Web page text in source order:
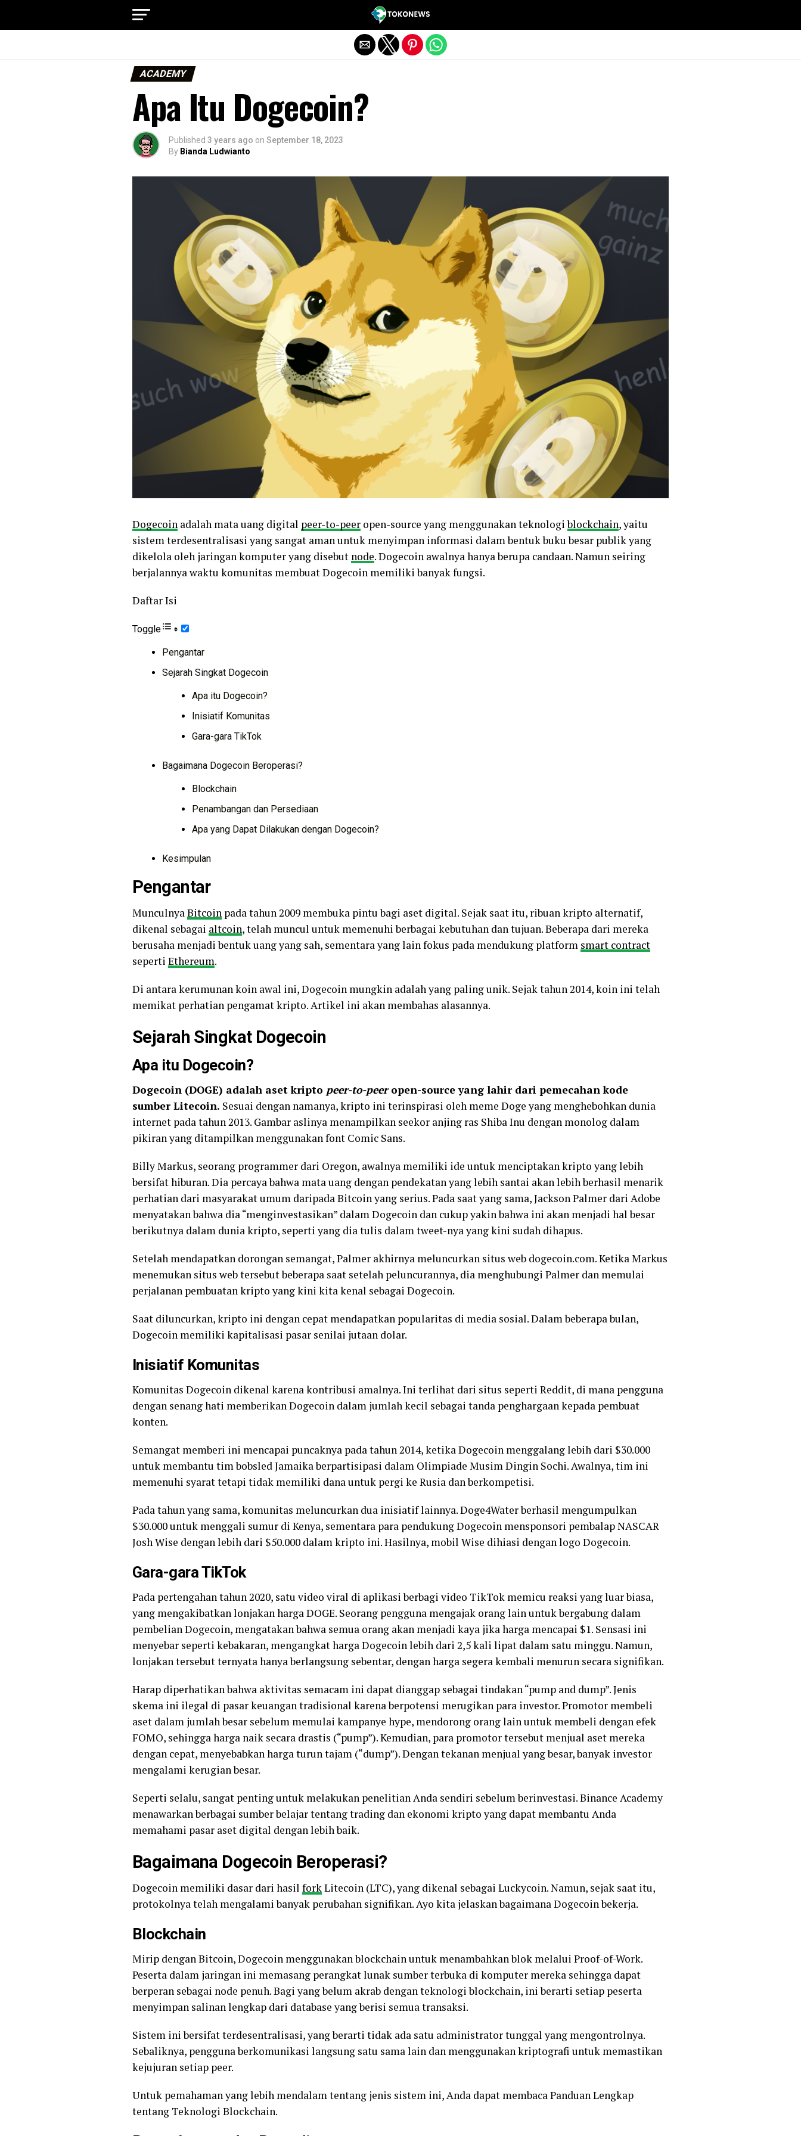
ACADEMY
Apa Itu Dogecoin?
Published 3 years ago on September 18, 2023
By Bianda Ludwianto
Dogecoin adalah mata uang digital peer-to-peer open-source yang menggunakan teknologiblockchain, yaitu
sistem terdesentralisasi yang sangat aman untuk menyimpan informasi dalam bentuk buku besar publik yang
dikelola oleh jaringan komputer yang disebut node. Dogecoin awalnya hanya berupa candaan. Namun seiring
berjalannya waktu komunitas membuat Dogecoin memiliki banyak fungsi.
Daftar Isi
Toggle
Pengantar
Sejarah Singkat Dogecoin
Apa itu Dogecoin?
Inisiatif Komunitas
Gara-gara TikTok
Bagaimana Dogecoin Beroperasi?
Blockchain
Penambangan dan Persediaan
Apa yang Dapat Dilakukan dengan Dogecoin?
Kesimpulan
Pengantar
MunculnyaBitcoin pada tahun 2009 membuka pintu bagi aset digital. Sejak saat itu, ribuan kripto alternatif,
dikenal sebagai altcoin, telah muncul untuk memenuhi berbagai kebutuhan dan tujuan. Beberapa dari mereka
berusaha menjadi bentuk uang yang sah, sementara yang lain fokus pada mendukung platform smart contract
seperti Ethereum.
Di antara kerumunan koin awal ini, Dogecoin mungkin adalah yang paling unik. Sejak tahun 2014, koin ini telah
memikat perhatian pengamat kripto. Artikel ini akan membahas alasannya.
Sejarah Singkat Dogecoin
Apa itu Dogecoin?
Dogecoin (DOGE) adalah aset kripto peer-to-peeropen-source yang lahir dari pemecahan kode
sumber Litecoin. Sesuai dengan namanya, kripto ini terinspirasi oleh meme Doge yang menghebohkan dunia
internet pada tahun 2013. Gambar aslinya menampilkan seekor anjing ras Shiba Inu dengan monolog dalam
pikiran yang ditampilkan menggunakan font Comic Sans.
Billy Markus, seorang programmer dari Oregon, awalnya memiliki ide untuk menciptakan kripto yang lebih
bersifat hiburan. Dia percaya bahwa mata uang dengan pendekatan yang lebih santai akan lebih berhasil menarik
perhatian dari masyarakat umum daripada Bitcoin yang serius. Pada saat yang sama, Jackson Palmer dari Adobe
menyatakan bahwa dia “menginvestasikan” dalam Dogecoin dan cukup yakin bahwa ini akan menjadi hal besar
berikutnya dalam dunia kripto, seperti yang dia tulis dalam tweet-nya yang kini sudah dihapus.
Setelah mendapatkan dorongan semangat, Palmer akhirnya meluncurkan situs web dogecoin.com. Ketika Markus
menemukan situs web tersebut beberapa saat setelah peluncurannya, dia menghubungi Palmer dan memulai
perjalanan pembuatan kripto yang kini kita kenal sebagai Dogecoin.
Saat diluncurkan, kripto ini dengan cepat mendapatkan popularitas di media sosial. Dalam beberapa bulan,
Dogecoin memiliki kapitalisasi pasar senilai jutaan dolar.
Inisiatif Komunitas
Komunitas Dogecoin dikenal karena kontribusi amalnya. Ini terlihat dari situs seperti Reddit, di mana pengguna
dengan senang hati memberikan Dogecoin dalam jumlah kecil sebagai tanda penghargaan kepada pembuat
konten.
Semangat memberi ini mencapai puncaknya pada tahun 2014, ketika Dogecoin menggalang lebih dari $30.000
untuk membantu tim bobsled Jamaika berpartisipasi dalam Olimpiade Musim Dingin Sochi. Awalnya, tim ini
memenuhi syarat tetapi tidak memiliki dana untuk pergi ke Rusia dan berkompetisi.
Pada tahun yang sama, komunitas meluncurkan dua inisiatif lainnya. Doge4Water berhasil mengumpulkan
$30.000 untuk menggali sumur di Kenya, sementara para pendukung Dogecoin mensponsori pembalap NASCAR
Josh Wise dengan lebih dari $50.000 dalam kripto ini. Hasilnya, mobil Wise dihiasi dengan logo Dogecoin.
Gara-gara TikTok
Pada pertengahan tahun 2020, satu video viral di aplikasi berbagi video TikTok memicu reaksi yang luar biasa,
yang mengakibatkan lonjakan harga DOGE. Seorang pengguna mengajak orang lain untuk bergabung dalam
pembelian Dogecoin, mengatakan bahwa semua orang akan menjadi kaya jika harga mencapai $1. Sensasi ini
menyebar seperti kebakaran, mengangkat harga Dogecoin lebih dari 2,5 kali lipat dalam satu minggu. Namun,
lonjakan tersebut ternyata hanya berlangsung sebentar, dengan harga segera kembali menurun secara signifikan.
Harap diperhatikan bahwa aktivitas semacam ini dapat dianggap sebagai tindakan “pump and dump”. Jenis
skema ini ilegal di pasar keuangan tradisional karena berpotensi merugikan para investor. Promotor membeli
aset dalam jumlah besar sebelum memulai kampanye hype, mendorong orang lain untuk membeli dengan efek
FOMO, sehingga harga naik secara drastis (“pump”). Kemudian, para promotor tersebut menjual aset mereka
dengan cepat, menyebabkan harga turun tajam (“dump”). Dengan tekanan menjual yang besar, banyak investor
mengalami kerugian besar.
Seperti selalu, sangat penting untuk melakukan penelitian Anda sendiri sebelum berinvestasi. Binance Academy
menawarkan berbagai sumber belajar tentang trading dan ekonomi kripto yang dapat membantu Anda
memahami pasar aset digital dengan lebih baik.
Bagaimana Dogecoin Beroperasi?
Dogecoin memiliki dasar dari hasil forkLitecoin (LTC), yang dikenal sebagai Luckycoin. Namun, sejak saat itu,
protokolnya telah mengalami banyak perubahan signifikan. Ayo kita jelaskan bagaimana Dogecoin bekerja.
Blockchain
Mirip dengan Bitcoin, Dogecoin menggunakan blockchain untuk menambahkan blok melalui Proof-of-Work.
Peserta dalam jaringan ini memasang perangkat lunak sumber terbuka di komputer mereka sehingga dapat
berperan sebagai node penuh. Bagi yang belum akrab dengan teknologi blockchain, ini berarti setiap peserta
menyimpan salinan lengkap dari database yang berisi semua transaksi.
Sistem ini bersifat terdesentralisasi, yang berarti tidak ada satu administrator tunggal yang mengontrolnya.
Sebaliknya, pengguna berkomunikasi langsung satu sama lain dan menggunakan kriptografi untuk memastikan
kejujuran setiap peer.
Untuk pemahaman yang lebih mendalam tentang jenis sistem ini, Anda dapat membaca Panduan Lengkap
tentang Teknologi Blockchain.
Exit mobile version